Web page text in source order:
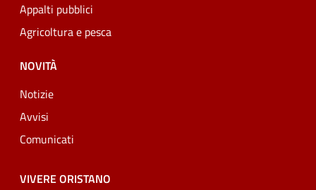
Appalti pubblici
Agricoltura e pesca
NOVITÀ
Notizie
Avvisi
Comunicati
VIVERE ORISTANO